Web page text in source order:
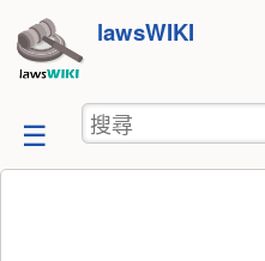
跳
至
容
lawsWIKI
搜
尋